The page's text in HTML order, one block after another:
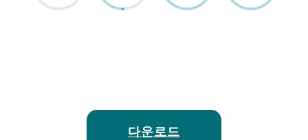
다운로드